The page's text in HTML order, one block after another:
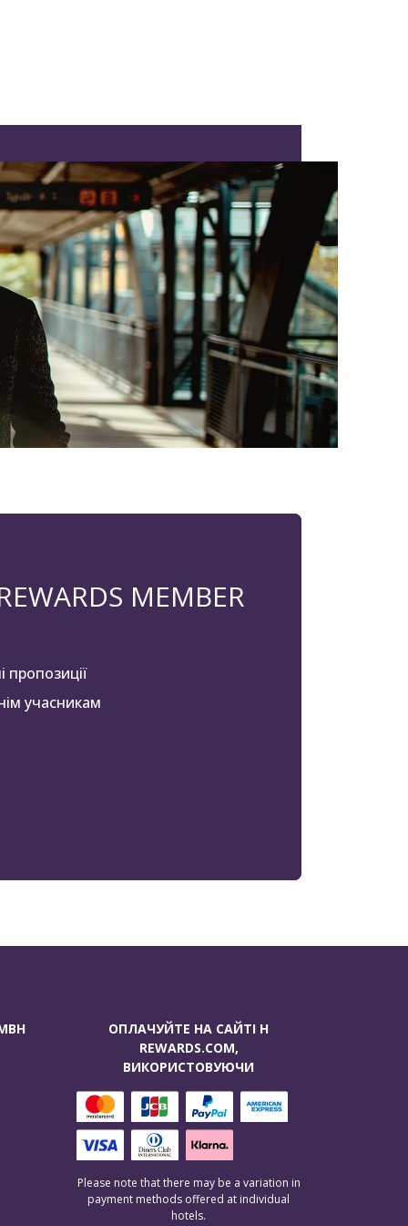
MEMBER
пропозиції
учасникам
ОПЛАЧУЙТЕ НА САЙТІ H
REWARDS.COM,
ВИКОРИСТОВУЮЧИ
Please note that there may be a variation in
payment methods offered at individual
hotels.